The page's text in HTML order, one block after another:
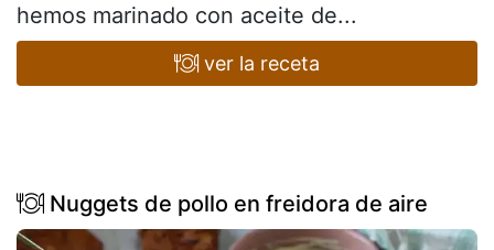
hemos marinado con aceite de...
ver la receta
Nuggets de pollo en freidora de aire